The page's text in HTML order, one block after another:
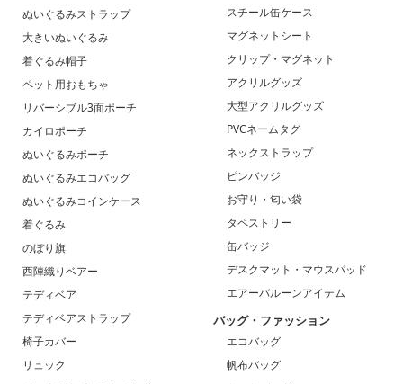
ぬいぐるみストラップ
大きいぬいぐるみ
着ぐるみ帽子
ペット用おもちゃ
リバーシブル3面ポーチ
カイロポーチ
ぬいぐるみポーチ
ぬいぐるみエコバッグ
ぬいぐるみコインケース
着ぐるみ
のぼり旗
西陣織りベアー
テディベア
テディベアストラップ
椅子カバー
リュック
スチール缶ケース
マグネットシート
クリップ・マグネット
アクリルグッズ
大型アクリルグッズ
PVCネームタグ
ネックストラップ
ピンバッジ
お守り・匂い袋
タペストリー
缶バッジ
デスクマット・マウスパッド
エアーバルーンアイテム
バッグ・ファッション
エコバッグ
帆布バッグ